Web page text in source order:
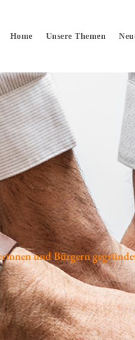
Home Unsere Themen
und Bürgern